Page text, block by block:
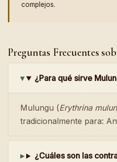
complejos.
Preguntas Frecuentes
¿Para qué sirve
Mulungu (Erythrina
tradicionalmente para:
¿Cuáles son las